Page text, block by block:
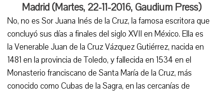
Madrid (Martes, 22-11-2016, Gaudium Press)
No, no es Sor Juana Inés de la Cruz, la famosa escritora que
concluyó sus días a finales del siglo XVII en México. Ella es
la Venerable Juan de la Cruz Vázquez Gutiérrez, nacida en
1481 en la provincia de Toledo, y fallecida en 1534 en el
Monasterio franciscano de Santa María de la Cruz, más
conocido como Cubas de la Sagra, en las cercanías de